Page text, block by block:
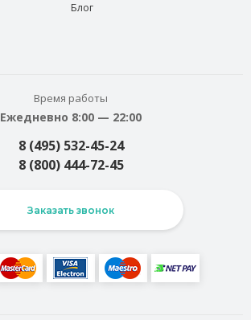
Блог
Время работы
Ежедневно 8:00 — 22:00
8 (495) 532-45-24
8 (800) 444-72-45
Заказать звонок